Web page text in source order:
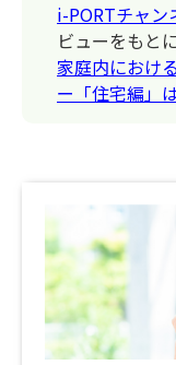
i-PORTチャン
ビューをもと
家庭内におけ
ー「住宅編」